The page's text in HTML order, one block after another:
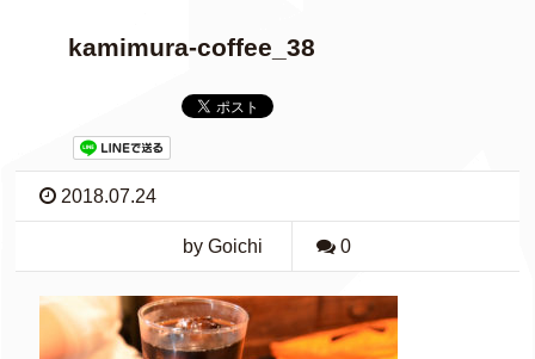
kamimura-coffee_38
2018.07.24
by Goichi 0